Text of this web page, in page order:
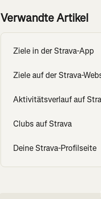
Verwandte Artikel
Ziele in der Strava-App
Ziele auf der Strava-
Aktivitätsverlauf auf
Clubs auf Strava
Deine Strava-Profilseite